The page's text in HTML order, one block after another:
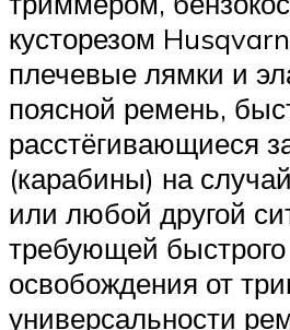
кусторезом
плечевые лямки и
поясной ремень,
расстёгивающиеся
(карабины) на
или любой другой
требующей быстрого
освобождения от
универсальности